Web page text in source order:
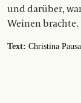
und darüber,
Weinen brachte.
Text: Christina